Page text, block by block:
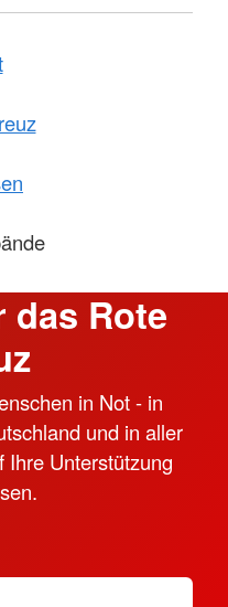
das Rote
in Not - in
und in aller
Ihre Unterstützung